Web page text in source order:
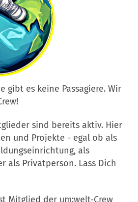
gibt es keine Passagiere. Wir
sind bereits aktiv. Hier
und Projekte - egal ob als
als
als Privatperson. Lass Dich
Mitglied der um:welt-Crew